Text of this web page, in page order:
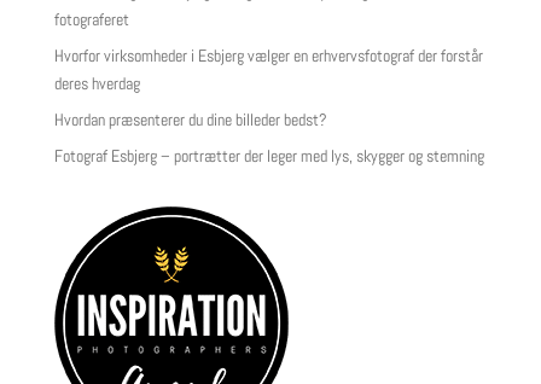
fotograferet
Hvorfor virksomheder i Esbjerg vælger en erhvervsfotograf der forstår
deres hverdag
Hvordan præsenterer du dine billeder bedst?
Fotograf Esbjerg – portrætter der leger med lys, skygger og stemning